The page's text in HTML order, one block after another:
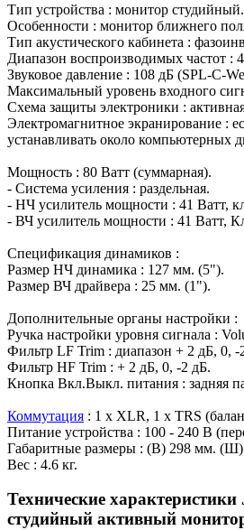
Тип устройства : монитор студийный.
Особенности : монитор ближнего
Тип акустического кабинета :
Диапазон воспроизводимых частот :
Звуковое давление : 108 дБ (SPL-C-
Максимальный уровень входного
Схема защиты электроники :
Электромагнитное экранирование :
устанавливать около компьютерных
Мощность : 80 Ватт (суммарная).
- Система усиления : раздельная.
- НЧ усилитель мощности : 41 Ватт,
- ВЧ усилитель мощности : 41 Ватт,
Спецификация динамиков :
Размер НЧ динамика : 127 мм. (5").
Размер ВЧ драйвера : 25 мм. (1").
Дополнительные органы настройки :
Ручка настройки уровня сигнала :
Фильтр LF Trim : диапазон + 2 дБ, 0, -
Фильтр HF Trim : + 2 дБ, 0, -2 дБ.
Кнопка Вкл.Выкл. питания : задняя
Коммутация : 1 x XLR, 1 x TRS
Питание устройства : 100 - 240 В
Габаритные размеры : (В) 298 мм.
Вес : 4.6 кг.
Технические
студийный активный